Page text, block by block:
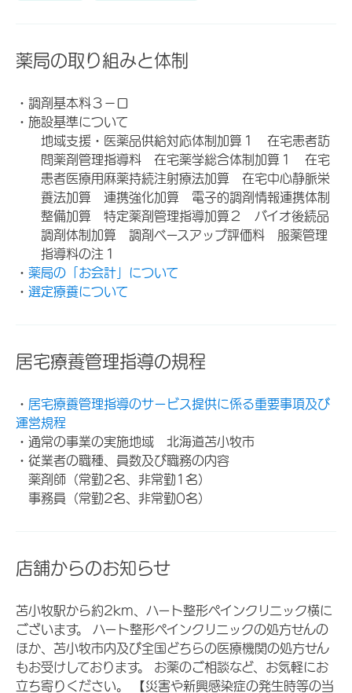
薬局の取り組みと体制
・調剤基本料３－ロ
・施設基準について
地域支援・医薬品供給対応体制加算１ 在宅患者訪
問薬剤管理指導料 在宅薬学総合体制加算１ 在宅
患者医療用麻薬持続注射療法加算 在宅中心静脈栄
養法加算 連携強化加算 電子的調剤情報連携体制
整備加算 特定薬剤管理指導加算２ バイオ後続品
調剤体制加算 調剤ベースアップ評価料 服薬管理
指導料の注１
・ 薬局の「お会計」について
・ 選定療養について
居宅療養管理指導の規程
・ 居宅療養管理指導のサービス提供に係る重要事項及び
運営規程
・通常の事業の実施地域 北海道苫小牧市
・従業者の職種、員数及び職務の内容
薬剤師（常勤2名、非常勤1名）
事務員（常勤2名、非常勤0名）
店舗からのお知らせ
苫小牧駅から約2km、ハート整形ペインクリニック横に
ございます。 ハート整形ペインクリニックの処方せんの
ほか、苫小牧市内及び全国どちらの医療機関の処方せん
もお受けしております。 お薬のご相談など、お気軽にお
立ち寄りください。 【災害や新興感染症の発生時等の当